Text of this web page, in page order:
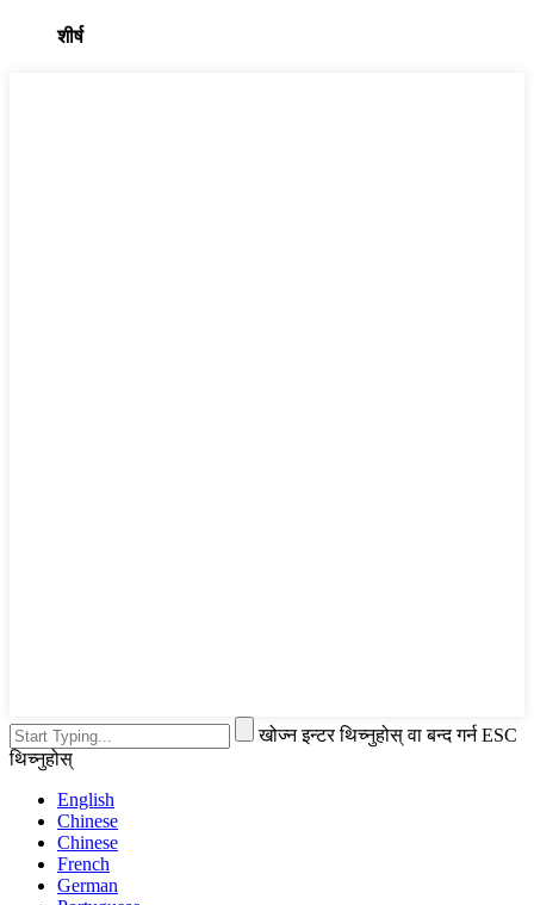
शीर्ष
खोज्न इन्टर थिच्नुहोस् वा बन्द गर्न ESC
थिच्नुहोस्
English
Chinese
Chinese
French
German